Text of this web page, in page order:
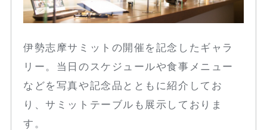
伊勢志摩サミットの開催を記念したギャラ
リー。当日のスケジュールや食事メニュー
などを写真や記念品とともに紹介してお
り、サミットテーブルも展示しておりま
す。